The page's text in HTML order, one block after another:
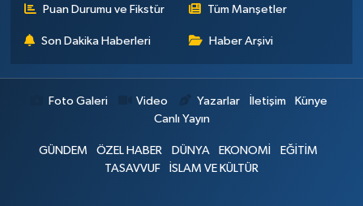
Puan Durumu ve Fikstür Tüm Manşetler
Son Dakika Haberleri Haber Arşivi
Foto Galeri Video Yazarlar İletişim
Künye
Canlı Yayın
GÜNDEM ÖZEL HABER DÜNYA EKONOMİ
EĞİTİM
TASAVVUF
İSLAM VE KÜLTÜR